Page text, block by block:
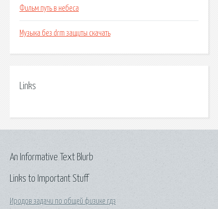
Фильм путь в небеса
Музыка без drm защиты скачать
Links
Links to Important Stuff
Иродов задачи по общей физике гдз
An Informative Text Blurb